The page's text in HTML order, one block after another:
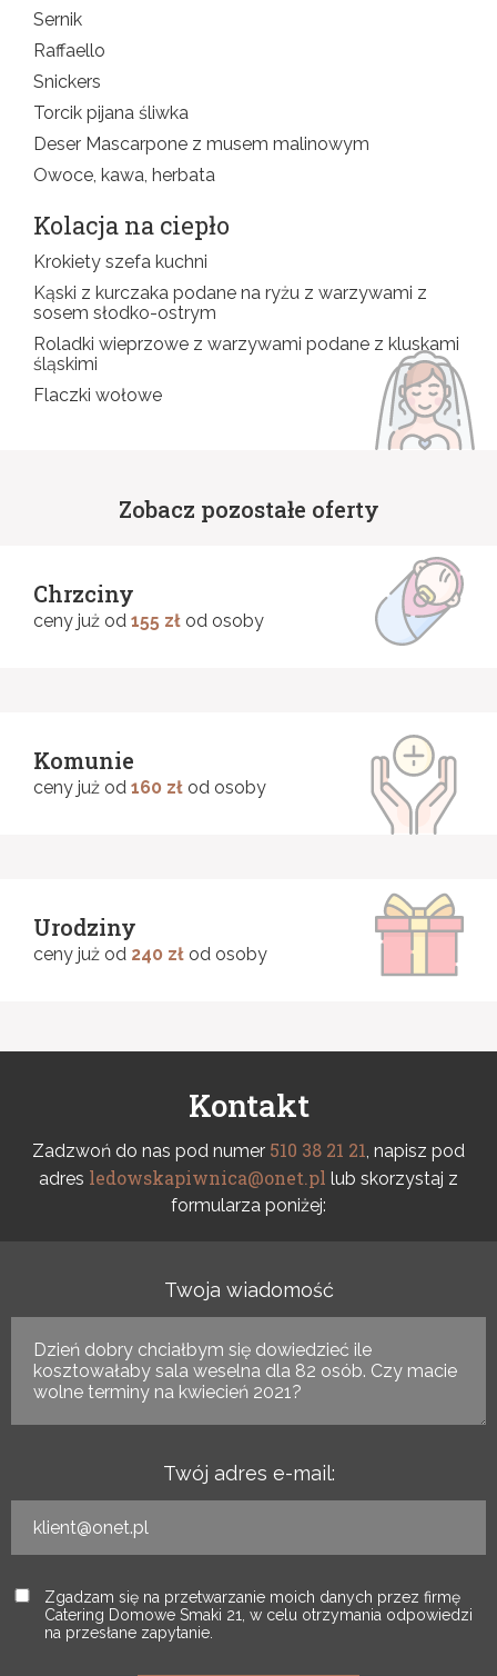
Sernik
Raffaello
Snickers
Torcik pijana śliwka
Deser Mascarpone z musem malinowym
Owoce, kawa, herbata
Kolacja na ciepło
Krokiety szefa kuchni
Kąski z kurczaka podane na ryżu z warzywami z
sosem słodko-ostrym
Roladki wieprzowe z warzywami podane z kluskami
śląskimi
Flaczki wołowe
Zobacz pozostałe oferty
Chrzciny
ceny już od 155 zł od osoby
Komunie
ceny już od 160 zł od osoby
Urodziny
ceny już od 240 zł od osoby
Kontakt
Zadzwoń do nas pod numer 510 38 21 21, napisz pod
adres ledowskapiwnica@onet.pl lub skorzystaj z
formularza poniżej:
Twoja wiadomość
Twój adres e-mail:
Zgadzam się na przetwarzanie moich danych przez firmę
Catering Domowe Smaki 21, w celu otrzymania odpowiedzi
na przesłane zapytanie.